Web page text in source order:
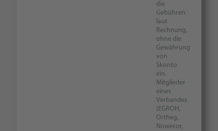
die
Gebühren
laut
Rechnung,
ohne die
Gewährung
von
Skonto
ein.
Mitglieder
eines
Verbandes
(EGROH,
Ortheg,
Nowecor,